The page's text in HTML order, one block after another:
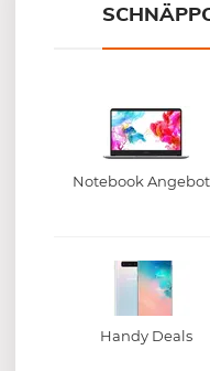
Notebook
Handy Deals